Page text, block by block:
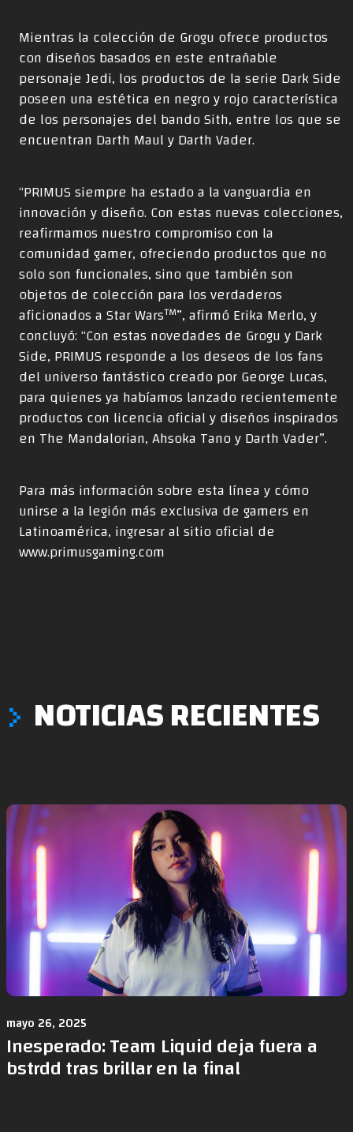
Mientras la colección de Grogu ofrece productos
con diseños basados en este entrañable
personaje Jedi, los productos de la serie Dark Side
poseen una estética en negro y rojo característica
de los personajes del bando Sith, entre los que se
encuentran Darth Maul y Darth Vader.
“PRIMUS siempre ha estado a la vanguardia en
innovación y diseño. Con estas nuevas colecciones,
reafirmamos nuestro compromiso con la
comunidad gamer, ofreciendo productos que no
solo son funcionales, sino que también son
objetos de colección para los verdaderos
aficionados a Star Wars™”, afirmó Erika Merlo, y
concluyó: “Con estas novedades de Grogu y Dark
Side, PRIMUS responde a los deseos de los fans
del universo fantástico creado por George Lucas,
para quienes ya habíamos lanzado recientemente
productos con licencia oficial y diseños inspirados
en The Mandalorian, Ahsoka Tano y Darth Vader”.
Para más información sobre esta línea y cómo
unirse a la legión más exclusiva de gamers en
Latinoamérica, ingresar al sitio oficial de
www.primusgaming.com
NOTICIAS RECIENTES
mayo 26, 2025
Inesperado: Team Liquid deja fuera a
bstrdd tras brillar en la final